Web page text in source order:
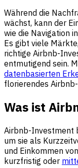
Während die
wächst, kann der
wie die Navigation
Es gibt viele
richtige Airbnb-
entmutigend sein.
datenbasierten
florierendes
Was ist
Airbnb-Investment
um sie als
und Einkommen
kurzfristig oder